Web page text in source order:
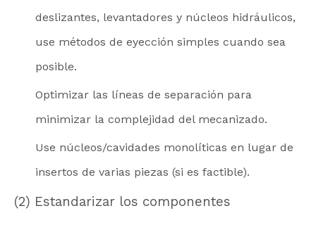
deslizantes, levantadores y núcleos hidráulicos,
use métodos de eyección simples cuando sea
posible.
Optimizar las líneas de separación para
minimizar la complejidad del mecanizado.
Use núcleos/cavidades monolíticas en lugar de
insertos de varias piezas (si es factible).
(2) Estandarizar los componentes